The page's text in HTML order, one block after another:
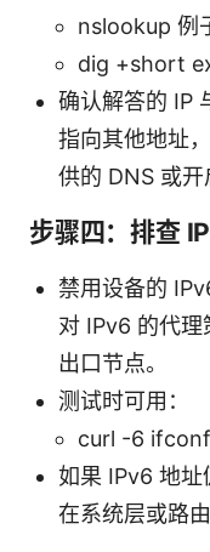
nslookup 例
dig +short
确认解答的 IP
指向其他地址
供的 DNS 或开
步骤四：排查
禁用设备的
对 IPv6 的代
出口节点。
测试时可用：
curl -6
如果 IPv6 地址
在系统层或路